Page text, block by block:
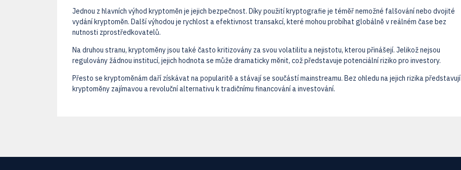
Jednou z hlavních výhod kryptoměn je jejich bezpečnost. Díky použití kryptografie je téměř nemožné falšování nebo dvojité
vydání kryptoměn. Další výhodou je rychlost a efektivnost transakcí, které mohou probíhat globálně v reálném čase bez
nutnosti zprostředkovatelů.
Na druhou stranu, kryptoměny jsou také často kritizovány za svou volatilitu a nejistotu, kterou přinášejí. Jelikož nejsou
regulovány žádnou institucí, jejich hodnota se může dramaticky měnit, což představuje potenciální riziko pro investory.
Přesto se kryptoměnám daří získávat na popularitě a stávají se součástí mainstreamu. Bez ohledu na jejich rizika představují
kryptoměny zajímavou a revoluční alternativu k tradičnímu financování a investování.